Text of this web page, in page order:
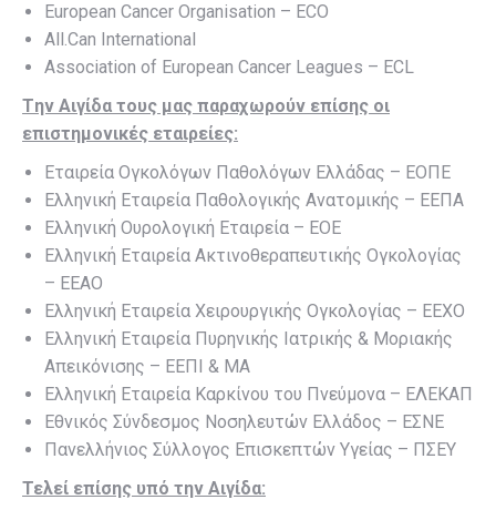
European Cancer Organisation – ECO
All.Can International
Association of European Cancer Leagues – ECL
Tην Αιγίδα τους μας παραχωρούν επίσης οι
επιστημονικές εταιρείες:
Εταιρεία Ογκολόγων Παθολόγων Ελλάδας – ΕΟΠΕ
Ελληνική Εταιρεία Παθολογικής Ανατομικής – ΕΕΠΑ
Ελληνική Ουρολογική Εταιρεία – ΕΟΕ
Ελληνική Εταιρεία Ακτινοθεραπευτικής Ογκολογίας
– ΕΕΑΟ
Ελληνική Εταιρεία Χειρουργικής Ογκολογίας – ΕΕΧΟ
Ελληνική Εταιρεία Πυρηνικής Ιατρικής & Μοριακής
Απεικόνισης – ΕΕΠΙ & ΜΑ
Ελληνική Εταιρεία Καρκίνου του Πνεύμονα – ΕΛΕΚΑΠ
Εθνικός Σύνδεσμος Νοσηλευτών Ελλάδος – ΕΣΝΕ
Πανελλήνιος Σύλλογος Επισκεπτών Υγείας – ΠΣΕΥ
Τελεί επίσης υπό την Αιγίδα: